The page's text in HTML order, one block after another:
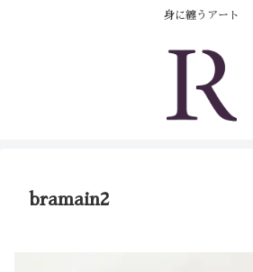
身に纏うアート
bramain2